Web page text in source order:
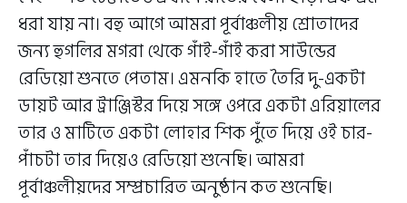
ধরা যায় না। বহু আগে আমরা পূর্বাঞ্চলীয় শ্রোতাদের
জন্য হুগলির মগরা থেকে গাঁই-গাঁই করা সাউন্ডের
রেডিয়ো শুনতে পেতাম। এমনকি হাতে তৈরি দু-একটা
ডায়ট আর ট্রাঞ্জিস্টর দিয়ে সঙ্গে ওপরে একটা এরিয়ালের
তার ও মাটিতে একটা লোহার শিক পুঁতে দিয়ে ওই চার-
পাঁচটা তার দিয়েও রেডিয়ো শুনেছি। আমরা
পূর্বাঞ্চলীয়দের সম্প্রচারিত অনুষ্ঠান কত শুনেছি।